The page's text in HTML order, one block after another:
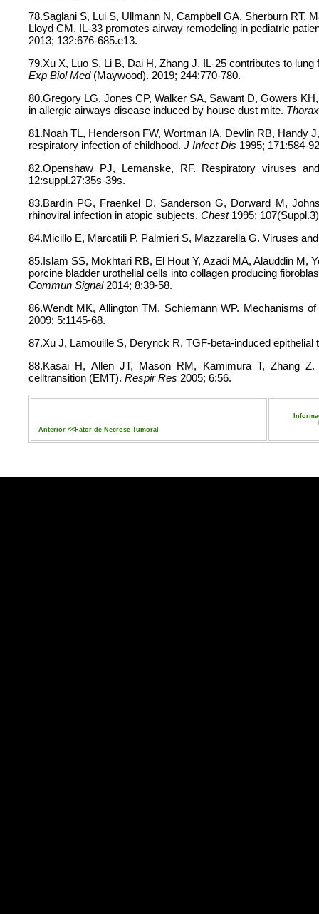
78.Saglani S, Lui S, Ullmann N, Campbell GA, Sherburn RT,
Lloyd CM. IL-33 promotes airway remodeling in pediatric
2013; 132:676-685.e13.
79.Xu X, Luo S, Li B, Dai H, Zhang J. IL-25 contributes to
Exp Biol Med(Maywood). 2019; 244:770-780.
80.Gregory LG, Jones CP, Walker SA, Sawant D, Gowers
in allergic airways disease induced by house dust mite. Thorax
81.Noah TL, Henderson FW, Wortman IA, Devlin RB, Handy
respiratory infection of childhood. J Infect Dis 1995; 171:584-
82.Openshaw PJ, Lemanske, RF. Respiratory viruses
12:suppl.27:35s-39s.
83.Bardin PG, Fraenkel D, Sanderson G, Dorward M,
rhinoviral infection in atopic subjects. Chest 1995;
84.Micillo E, Marcatili P, Palmieri S, Mazzarella G. Viruses
85.Islam SS, Mokhtari RB, El Hout Y, Azadi MA, Alauddin M,
porcine bladder urothelial cells into collagen producing
Commun Signal 2014; 8:39-58.
86.Wendt MK, Allington TM, Schiemann WP. Mechanisms
2009; 5:1145-68.
87.Xu J, Lamouille S, Derynck R. TGF-beta-induced
88.Kasai H, Allen JT, Mason RM, Kamimura T, Zhang
celltransition (EMT). Respir Res 2005; 6:56.
Anterior << Fator de Necrose Tumoral